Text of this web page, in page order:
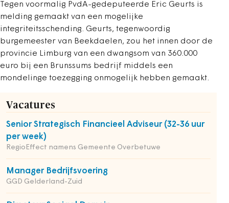
Tegen voormalig PvdA-gedeputeerde Eric Geurts is
melding gemaakt van een mogelijke
integriteitsschending. Geurts, tegenwoordig
burgemeester van Beekdaelen, zou het innen door de
provincie Limburg van een dwangsom van 360.000
euro bij een Brunssums bedrijf middels een
mondelinge toezegging onmogelijk hebben gemaakt.
Vacatures
Senior Strategisch Financieel Adviseur (32-36 uur
per week)
RegioEffect namens Gemeente Overbetuwe
Manager Bedrijfsvoering
GGD Gelderland-Zuid